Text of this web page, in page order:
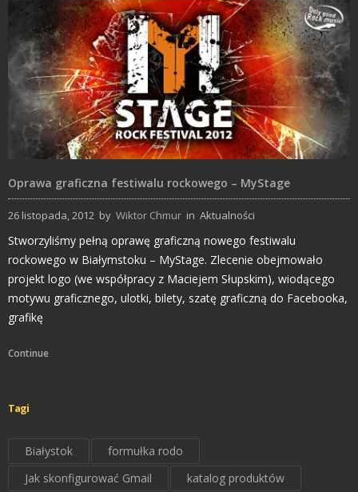
Oprawa graficzna festiwalu rockowego – MyStage
26 listopada, 2012 by Wiktor Chmur in Aktualności
Stworzyliśmy pełną oprawę graficzną nowego festiwalu
rockowego w Białymstoku – MyStage. Zlecenie obejmowało
projekt logo (we współpracy z Maciejem Słupskim), wiodącego
motywu graficznego, ulotki, bilety, szatę graficzną do Facebooka,
grafikę
Continue
Tagi
Białystok
formułka rodo
Jak skonfigurować Gmail
katalog produktów